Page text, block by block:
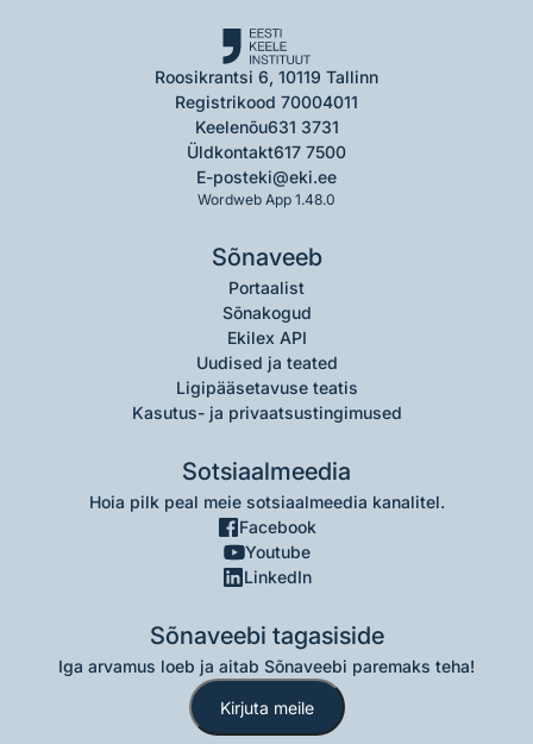
Roosikrantsi 6, 10119 Tallinn
Registrikood 70004011
Keelenõu631 3731
Üldkontakt617 7500
E-posteki@eki.ee
Wordweb App 1.48.0
Sõnaveeb
Portaalist
Sõnakogud
Ekilex API
Uudised ja teated
Ligipääsetavuse teatis
Kasutus- ja privaatsustingimused
Sotsiaalmeedia
Hoia pilk peal meie sotsiaalmeedia kanalitel.
Facebook
Youtube
LinkedIn
Sõnaveebi tagasiside
Iga arvamus loeb ja aitab Sõnaveebi paremaks teha!
Kirjuta meile